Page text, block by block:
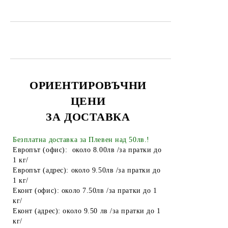
Чували за смет
Найлонови торбички и пликове
Пликове за лед
Боя за яйца
Други
ТАБАКЕРИ
Запалки
ОРИЕНТИРОВЪЧНИ
ЦЕНИ
ЗА ДОСТАВКА
Безплатна доставка за Плевен над 50лв.!
Европът (офис): около 8.00лв /за пратки до
1 кг/
Европът (адрес): около 9.50лв /за пратки до
1 кг/
Еконт (офис): около 7.50лв /за пратки до 1
кг/
Еконт (адрес): около 9.50 лв /за пратки до 1
кг/